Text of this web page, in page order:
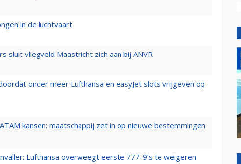
in de luchtvaart
sluit vliegveld Maastricht zich aan bij ANVR
onder meer Lufthansa en easyJet slots vrijgeven op
kansen: maatschappij zet in op nieuwe bestemmingen
Lufthansa overweegt eerste 777-9’s te weigeren